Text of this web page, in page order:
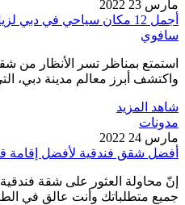
مارس 23 2022
أجمل 12 مكان سياحي في دبي
سافوي
استمتع بمناظر تسر الأنظار من
واكتشف أبرز معالم مدينة دبي،
شاهد المزيد
مدونات
مارس 24 2022
أفضل شقق فندقية لأفضل إقامة
إنّ محاولة العثور على شقة
جميع متطلباتك وأنت عالق في